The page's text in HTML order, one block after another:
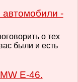
-
о тех
были и есть
E-46.